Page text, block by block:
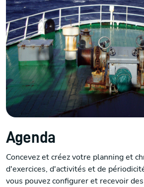
Agenda
Concevez et créez votre planning et
d'exercices, d'activités et de
vous pouvez configurer et recevoir